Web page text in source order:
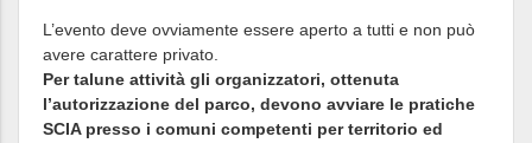
L’evento deve ovviamente essere aperto a tutti e non può
avere carattere privato.
Per talune attività gli organizzatori, ottenuta
l’autorizzazione del parco, devono avviare le pratiche
SCIA presso i comuni competenti per territorio ed